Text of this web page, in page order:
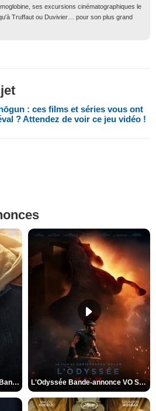
ses excursions cinématographiques le
Truffaut ou Duvivier… pour son plus grand
: ces films et séries vous ont
? Attendez de voir ce jeu vidéo !
Spider-Man: Brand New Day Bande-annonce VO STFR L'Odyssée Bande-annonce VO STFR